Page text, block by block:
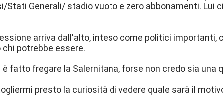
Stati Generali/ stadio vuoto e zero abbonamenti. Lui
arriva dall'alto, inteso come politici importanti,
chi potrebbe essere.
fatto fregare la Salernitana, forse non credo sia una
presto la curiosità di vedere quale sarà il